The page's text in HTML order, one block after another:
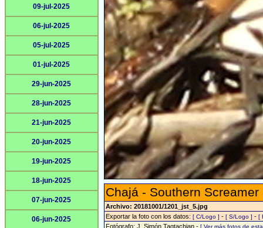
09-jul-2025
06-jul-2025
05-jul-2025
01-jul-2025
29-jun-2025
28-jun-2025
21-jun-2025
20-jun-2025
19-jun-2025
18-jun-2025
07-jun-2025
06-jun-2025
Chajá - Southern
Archivo: 20181001/1201_jst_5.jpg
Exportar la foto con los datos: [ C/Logo ] - [ S/Logo ] - [
Fotógrafo: J. Simón Tagtachian - [ Ver más fotos de